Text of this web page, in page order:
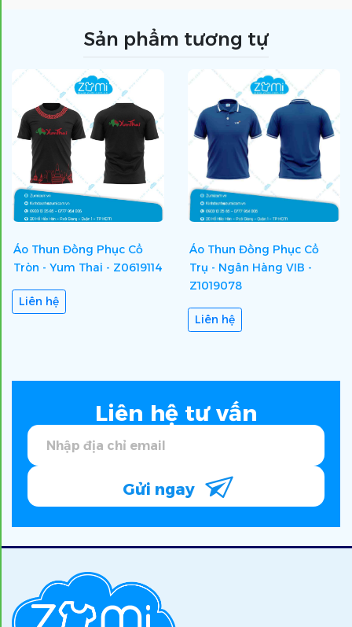
Sản phẩm tương tự
Áo Thun Đồng Phục Cổ
Tròn - Yum Thai - Z0619114
Liên hệ
Áo Thun Đồng Phục Cổ
Trụ - Ngân Hàng VIB -
Z1019078
Liên hệ
Liên hệ tư vấn
Gửi ngay